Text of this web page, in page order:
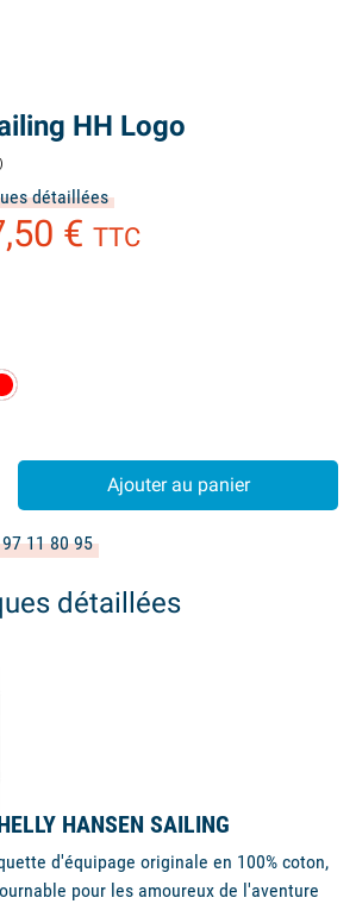
HH Logo
détaillées
€ TTC
Ajouter au panier
11 80 95
détaillées
HANSEN SAILING
d'équipage originale en 100% coton,
pour les amoureux de l'aventure